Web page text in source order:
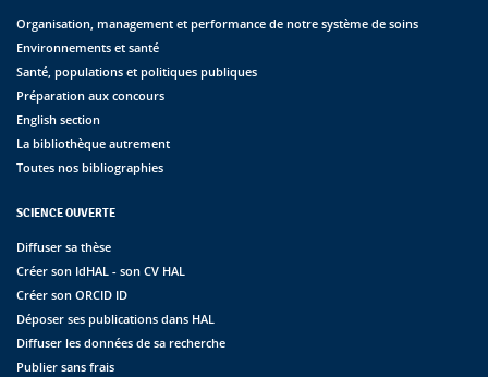
Organisation, management et performance de notre système de soins
Environnements et santé
Santé, populations et politiques publiques
Préparation aux concours
English section
La bibliothèque autrement
Toutes nos bibliographies
SCIENCE OUVERTE
Diffuser sa thèse
Créer son IdHAL - son CV HAL
Créer son ORCID ID
Déposer ses publications dans HAL
Diffuser les données de sa recherche
Publier sans frais